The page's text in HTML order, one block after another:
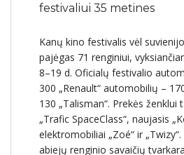
festivaliui 35 metines
Kanų kino festivalis vėl
pajėgas 71 renginiui,
8–19 d. Oficialų festivalio
300 „Renault“ automobilių –
130 „Talisman“. Prekės
„Trafic SpaceClass“, naujasis
elektromobiliai „Zoé“ ir
abiejų renginio savaičių